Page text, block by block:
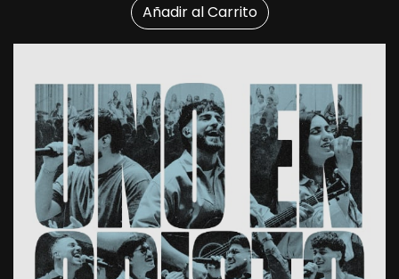
Añadir al Carrito